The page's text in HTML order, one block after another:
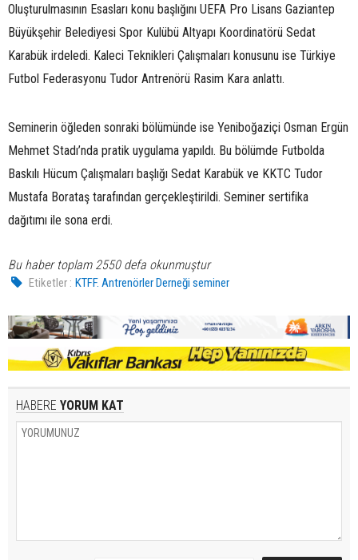
Oluşturulmasının Esasları konu başlığını UEFA Pro Lisans Gaziantep
Büyükşehir Belediyesi Spor Kulübü Altyapı Koordinatörü Sedat
Karabük irdeledi. Kaleci Teknikleri Çalışmaları konusunu ise Türkiye
Futbol Federasyonu Tudor Antrenörü Rasim Kara anlattı.
Seminerin öğleden sonraki bölümünde ise Yeniboğaziçi Osman Ergün
Mehmet Stadı’nda pratik uygulama yapıldı. Bu bölümde Futbolda
Baskılı Hücum Çalışmaları başlığı Sedat Karabük ve KKTC Tudor
Mustafa Borataş tarafından gerçekleştirildi. Seminer sertifika
dağıtımı ile sona erdi.
Bu haber toplam 2550 defa okunmuştur
Etiketler : KTFF. Antrenörler Derneği seminer
HABERE YORUM KAT